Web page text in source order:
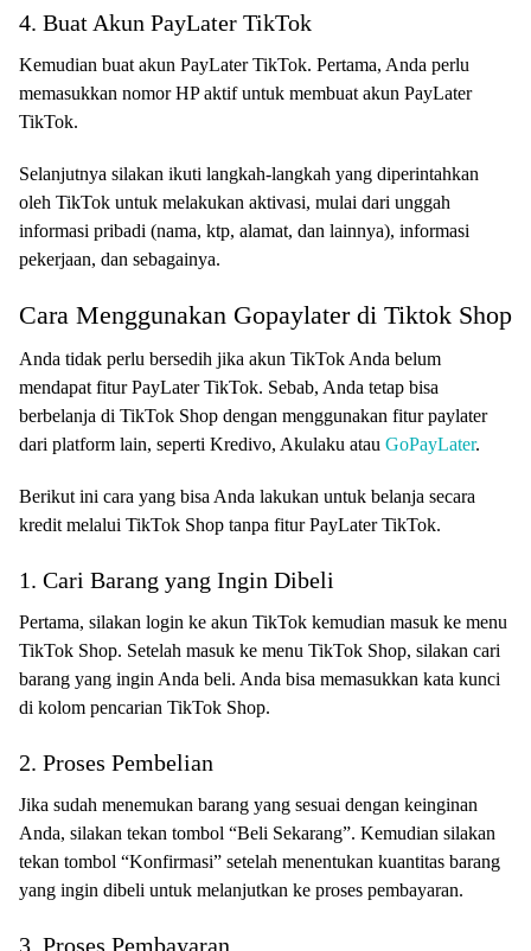
4. Buat Akun PayLater TikTok
Kemudian buat akun PayLater TikTok. Pertama, Anda perlu
memasukkan nomor HP aktif untuk membuat akun PayLater
TikTok.
Selanjutnya silakan ikuti langkah-langkah yang diperintahkan
oleh TikTok untuk melakukan aktivasi, mulai dari unggah
informasi pribadi (nama, ktp, alamat, dan lainnya), informasi
pekerjaan, dan sebagainya.
Cara Menggunakan Gopaylater di Tiktok Shop
Anda tidak perlu bersedih jika akun TikTok Anda belum
mendapat fitur PayLater TikTok. Sebab, Anda tetap bisa
berbelanja di TikTok Shop dengan menggunakan fitur paylater
dari platform lain, seperti Kredivo, Akulaku atau GoPayLater.
Berikut ini cara yang bisa Anda lakukan untuk belanja secara
kredit melalui TikTok Shop tanpa fitur PayLater TikTok.
1. Cari Barang yang Ingin Dibeli
Pertama, silakan login ke akun TikTok kemudian masuk ke menu
TikTok Shop. Setelah masuk ke menu TikTok Shop, silakan cari
barang yang ingin Anda beli. Anda bisa memasukkan kata kunci
di kolom pencarian TikTok Shop.
2. Proses Pembelian
Jika sudah menemukan barang yang sesuai dengan keinginan
Anda, silakan tekan tombol “Beli Sekarang”. Kemudian silakan
tekan tombol “Konfirmasi” setelah menentukan kuantitas barang
yang ingin dibeli untuk melanjutkan ke proses pembayaran.
3. Proses Pembayaran